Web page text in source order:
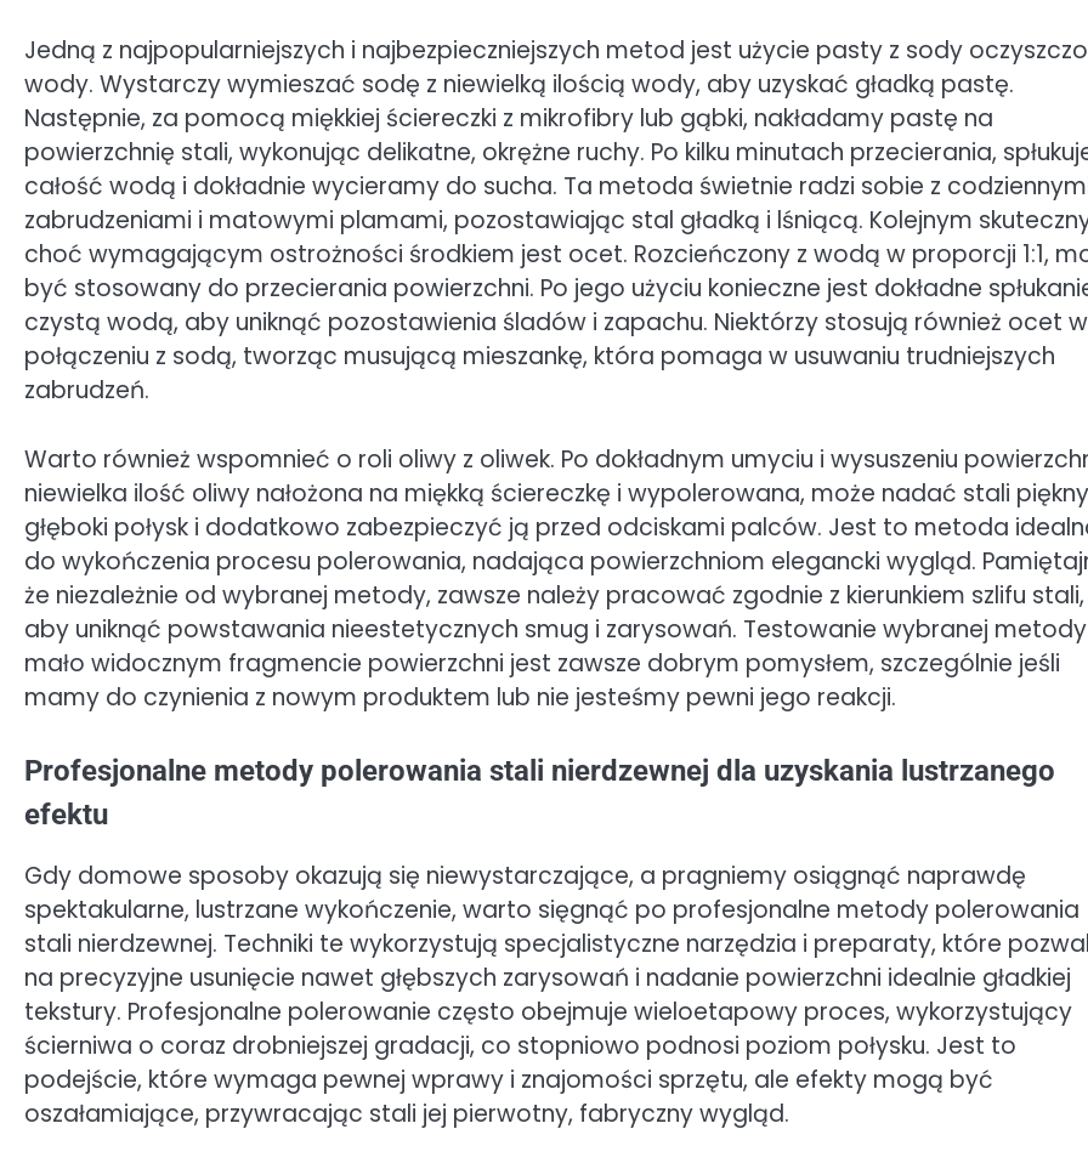
Jedną z najpopularniejszych i najbezpieczniejszych metod jest użycie pasty z sody
wody. Wystarczy wymieszać sodę z niewielką ilością wody, aby uzyskać gładką pastę.
Następnie, za pomocą miękkiej ściereczki z mikrofibry lub gąbki, nakładamy pastę na
powierzchnię stali, wykonując delikatne, okrężne ruchy. Po kilku minutach przecierania,
całość wodą i dokładnie wycieramy do sucha. Ta metoda świetnie radzi sobie z
zabrudzeniami i matowymi plamami, pozostawiając stal gładką i lśniącą. Kolejnym
choć wymagającym ostrożności środkiem jest ocet. Rozcieńczony z wodą w proporcji 1:1,
być stosowany do przecierania powierzchni. Po jego użyciu konieczne jest dokładne
czystą wodą, aby uniknąć pozostawienia śladów i zapachu. Niektórzy stosują również ocet w
połączeniu z sodą, tworząc musującą mieszankę, która pomaga w usuwaniu trudniejszych
zabrudzeń.
Warto również wspomnieć o roli oliwy z oliwek. Po dokładnym umyciu i wysuszeniu
niewielka ilość oliwy nałożona na miękką ściereczkę i wypolerowana, może nadać stali
głęboki połysk i dodatkowo zabezpieczyć ją przed odciskami palców. Jest to metoda
do wykończenia procesu polerowania, nadająca powierzchniom elegancki wygląd.
że niezależnie od wybranej metody, zawsze należy pracować zgodnie z kierunkiem szlifu stali,
aby uniknąć powstawania nieestetycznych smug i zarysowań. Testowanie wybranej
mało widocznym fragmencie powierzchni jest zawsze dobrym pomysłem, szczególnie jeśli
mamy do czynienia z nowym produktem lub nie jesteśmy pewni jego reakcji.
Profesjonalne metody polerowania stali nierdzewnej dla uzyskania lustrzanego
efektu
Gdy domowe sposoby okazują się niewystarczające, a pragniemy osiągnąć naprawdę
spektakularne, lustrzane wykończenie, warto sięgnąć po profesjonalne metody polerowania
stali nierdzewnej. Techniki te wykorzystują specjalistyczne narzędzia i preparaty, które
na precyzyjne usunięcie nawet głębszych zarysowań i nadanie powierzchni idealnie gładkiej
tekstury. Profesjonalne polerowanie często obejmuje wieloetapowy proces, wykorzystujący
ścierniwa o coraz drobniejszej gradacji, co stopniowo podnosi poziom połysku. Jest to
podejście, które wymaga pewnej wprawy i znajomości sprzętu, ale efekty mogą być
oszałamiające, przywracając stali jej pierwotny, fabryczny wygląd.